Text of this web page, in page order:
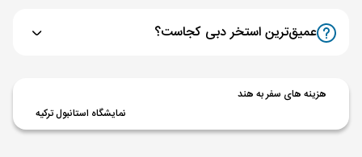
عمیق‌ترین استخر دبی کجاست؟
هزینه های سفر به هند
نمایشگاه استانبول ترکیه